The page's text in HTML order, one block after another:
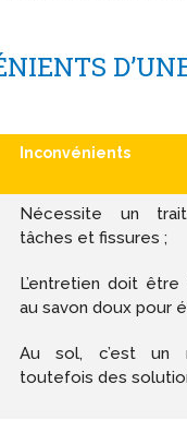
Inconvénients
Nécessite un
tâches et fissures ;
L’entretien doit
au savon doux pour
Au sol, c’est un
toutefois des